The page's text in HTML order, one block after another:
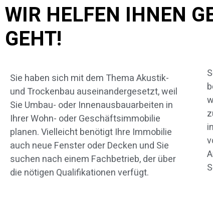
WIR HELFEN IHNEN
GEHT!
Sie haben sich mit dem Thema Akustik-
und Trockenbau auseinandergesetzt, weil
Sie Umbau- oder Innenausbauarbeiten in
Ihrer Wohn- oder Geschäftsimmobilie
planen. Vielleicht benötigt Ihre Immobilie
auch neue Fenster oder Decken und Sie
suchen nach einem Fachbetrieb, der über
die nötigen Qualifikationen verfügt.